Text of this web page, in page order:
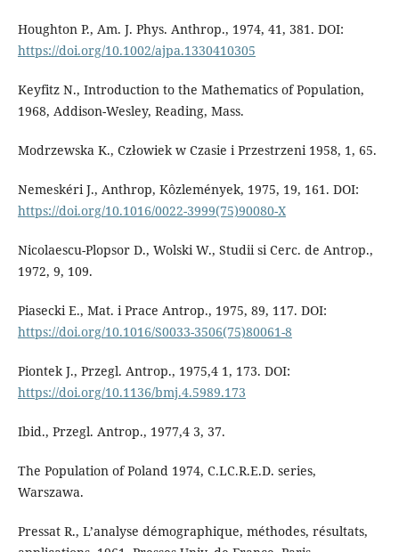
Houghton P., Am. J. Phys. Anthrop., 1974, 41, 381. DOI:
https://doi.org/10.1002/ajpa.1330410305
Keyfitz N., Introduction to the Mathematics of Population,
1968, Addison-Wesley, Reading, Mass.
Modrzewska K., Człowiek w Czasie i Przestrzeni 1958, 1, 65.
Nemeskéri J., Anthrop, Kôzlemények, 1975, 19, 161. DOI:
https://doi.org/10.1016/0022-3999(75)90080-X
Nicolaescu-Plopsor D., Wolski W., Studii si Cerc. de Antrop.,
1972, 9, 109.
Piasecki E., Mat. i Prace Antrop., 1975, 89, 117. DOI:
https://doi.org/10.1016/S0033-3506(75)80061-8
Piontek J., Przegl. Antrop., 1975,4 1, 173. DOI:
https://doi.org/10.1136/bmj.4.5989.173
Ibid., Przegl. Antrop., 1977,4 3, 37.
The Population of Poland 1974, C.LC.R.E.D. series,
Warszawa.
Pressat R., L’analyse démographique, méthodes, résultats,